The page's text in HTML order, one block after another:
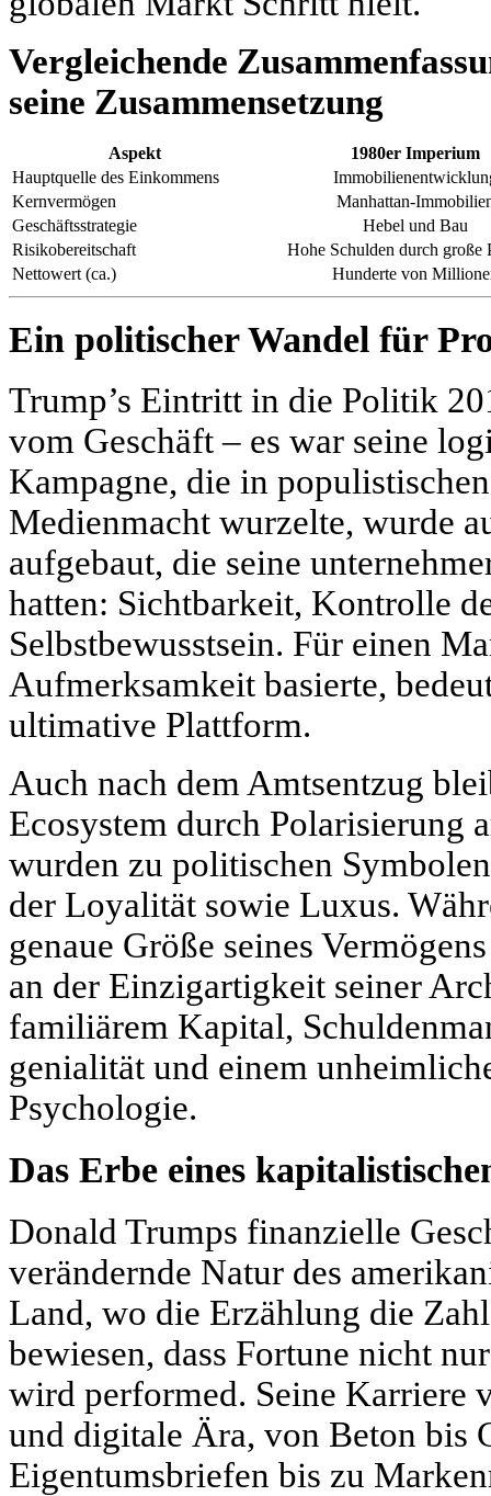
Vergleichende
seine Zusammensetzung
Aspekt
1980er Imperium
Hauptquelle des Einkommens
Kernvermögen
Manhattan-
Geschäftsstrategie
Hebel und Bau
Risikobereitschaft
Hohe Schulden durch große
Nettowert (ca.)
Hunderte von
Ein politischer Wandel für
Trump’s Eintritt in die Politik
vom Geschäft – es war seine
Kampagne, die in
Medienmacht wurzelte, wurde
aufgebaut, die seine
hatten: Sichtbarkeit, Kontrolle
Selbstbewusstsein. Für einen
Aufmerksamkeit basierte,
ultimative Plattform.
Auch nach dem Amtsentzug
Ecosystem durch Polarisierung
wurden zu politischen
der Loyalität sowie Luxus.
genaue Größe seines
an der Einzigartigkeit seiner
familiärem Kapital,
genialität und einem
Psychologie.
Das Erbe eines
Donald Trumps finanzielle
verändernde Natur des
Land, wo die Erzählung die
bewiesen, dass Fortune nicht
wird performed. Seine Karriere
und digitale Ära, von Beton bis
Eigentumsbriefen bis zu